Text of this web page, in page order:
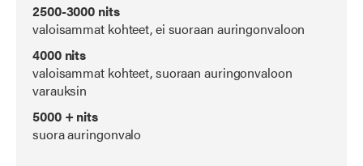
2500-3000 nits
valoisammat kohteet, ei suoraan auringonvaloon
4000 nits
valoisammat kohteet, suoraan auringonvaloon
varauksin
5000 + nits
suora auringonvalo